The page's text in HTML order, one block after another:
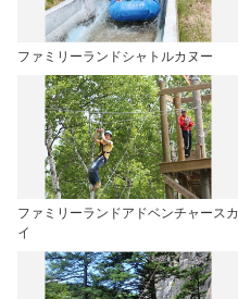
ファミリーランドシャトルカヌー
ファミリーランドアドベンチャースカ
イ